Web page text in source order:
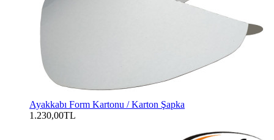
Ayakkabı Form Kartonu / Karton Şapka
1.230,00TL